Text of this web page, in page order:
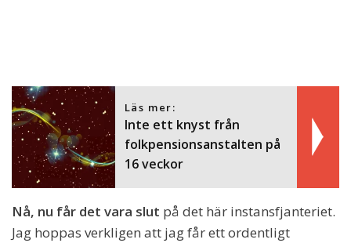
Läs mer:
Inte ett knyst från
folkpensionsanstalten på
16 veckor
Nå, nu får det vara slut på det här instansfjanteriet.
Jag hoppas verkligen att jag får ett ordentligt